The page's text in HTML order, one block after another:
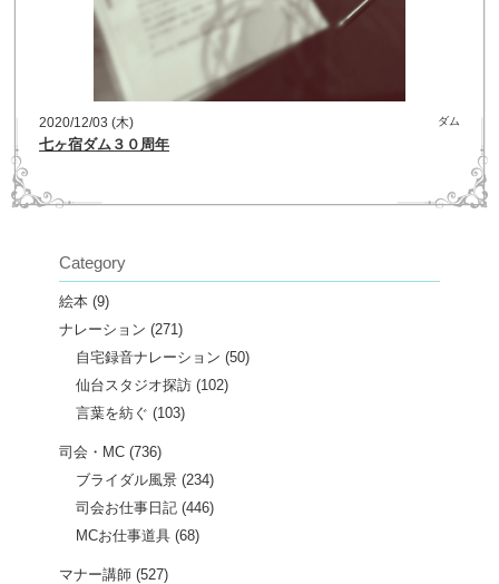
2020/12/03 (木) ダム
七ヶ宿ダム３０周年
Category
絵本(9)
ナレーション (271)
自宅録音ナレーション (50)
仙台スタジオ探訪(102)
言葉を紡ぐ (103)
司会・MC(736)
ブライダル風景(234)
司会お仕事日記(446)
MCお仕事道具(68)
マナー講師(527)